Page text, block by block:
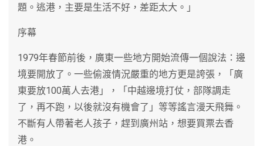
題。逃港，主要是生活不好，差距太大。」
序幕
1979年春節前後，廣東一些地方開始流傳一個說法：邊
境要開放了。一些偷渡情況嚴重的地方更是誇張，「廣
東要放100萬人去港」，「中越邊境打仗，部隊調走
了，再不跑，以後就沒有機會了」等等謠言漫天飛舞。
不斷有人帶著老人孩子，趕到廣州站，想要買票去香
港。